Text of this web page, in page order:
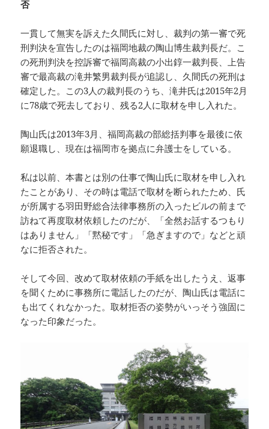
否
一貫して無実を訴えた久間氏に対し、裁判の第一審で死
刑判決を宣告したのは福岡地裁の陶山博生裁判長だ。こ
の死刑判決を控訴審で福岡高裁の小出錞一裁判長、上告
審で最高裁の滝井繁男裁判長が追認し、久間氏の死刑は
確定した。この3人の裁判長のうち、滝井氏は2015年2月
に78歳で死去しており、残る2人に取材を申し入れた。
陶山氏は2013年3月、福岡高裁の部総括判事を最後に依
願退職し、現在は福岡市を拠点に弁護士をしている。
私は以前、本書とは別の仕事で陶山氏に取材を申し入れ
たことがあり、その時は電話で取材を断られたため、氏
が所属する羽田野総合法律事務所の入ったビルの前まで
訪ねて再度取材依頼したのだが、「全然お話するつもり
はありません」「黙秘です」「急ぎますので」などと頑
なに拒否された。
そして今回、改めて取材依頼の手紙を出したうえ、返事
を聞くために事務所に電話したのだが、陶山氏は電話に
も出てくれなかった。取材拒否の姿勢がいっそう強固に
なった印象だった。